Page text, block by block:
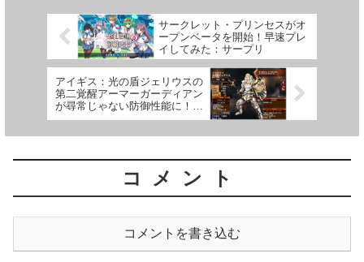
サークレット・プリンセスがオ
ープンベータを開始！早速プレ
イしてみた：サープリ
アイギス：光の盾ジェリウスの
第二覚醒アーマーガーディアン
が尋常じゃない防御性能に！性
能評価まとめ
コメント
コメントを書き込む